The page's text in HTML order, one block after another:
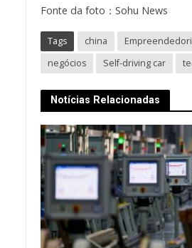
Fonte da foto：Sohu News
Tags china
negócios
Self-driving car
Notícias Relacionadas